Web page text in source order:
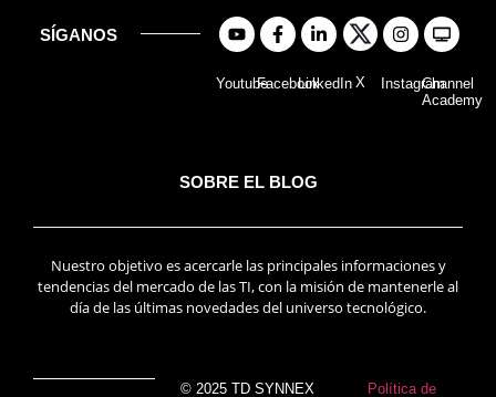
SÍGANOS
YoutubeFacebookLinkedIn X InstagramChannel
Academy
SOBRE EL BLOG
Nuestro objetivo es acercarle las principales informaciones y
tendencias del mercado de las TI, con la misión de mantenerle al
día de las últimas novedades del universo tecnológico.
© 2025 TD SYNNEX Política de